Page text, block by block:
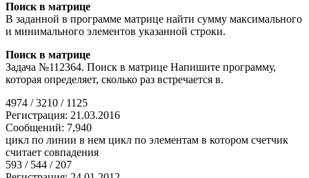
Поиск в матрице
В заданной в программе матрице найти сумму максимального
и минимального элементов указанной строки.
Поиск в матрице
Задача №112364. Поиск в матрице Напишите программу,
которая определяет, сколько раз встречается в.
4974 / 3210 / 1125
Регистрация: 21.03.2016
Сообщений: 7,940
цикл по линии в нем цикл по элементам в котором счетчик
считает совпадения
593 / 544 / 207